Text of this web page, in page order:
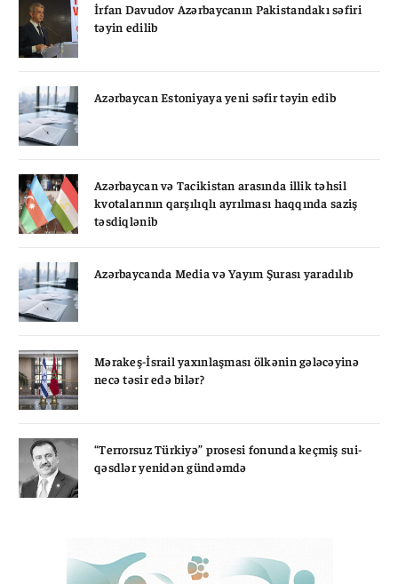
İrfan Davudov Azərbaycanın Pakistandakı səfiri
təyin edilib
Azərbaycan Estoniyaya yeni səfir təyin edib
Azərbaycan və Tacikistan arasında illik təhsil
kvotalarının qarşılıqlı ayrılması haqqında saziş
təsdiqlənib
Azərbaycanda Media və Yayım Şurası yaradılıb
Mərakeş-İsrail yaxınlaşması ölkənin gələcəyinə
necə təsir edə bilər?
“Terrorsuz Türkiyə” prosesi fonunda keçmiş sui-
qəsdlər yenidən gündəmdə